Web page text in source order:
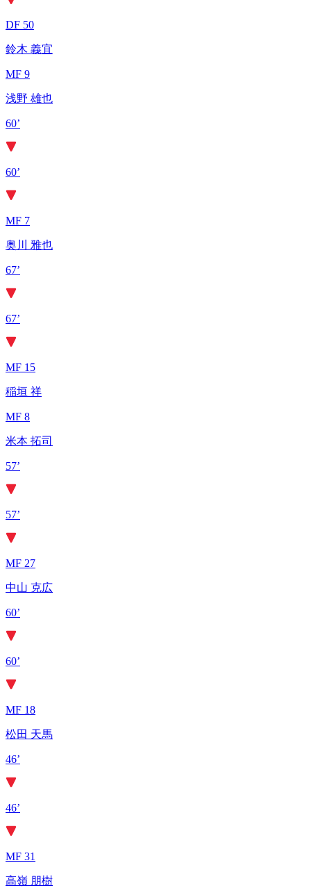
DF 50
鈴木 義宜
MF 9
浅野 雄也
60’
60’
MF 7
奥川 雅也
67’
67’
MF 15
稲垣 祥
MF 8
米本 拓司
57’
57’
MF 27
中山 克広
60’
60’
MF 18
松田 天馬
46’
46’
MF 31
高嶺 朋樹